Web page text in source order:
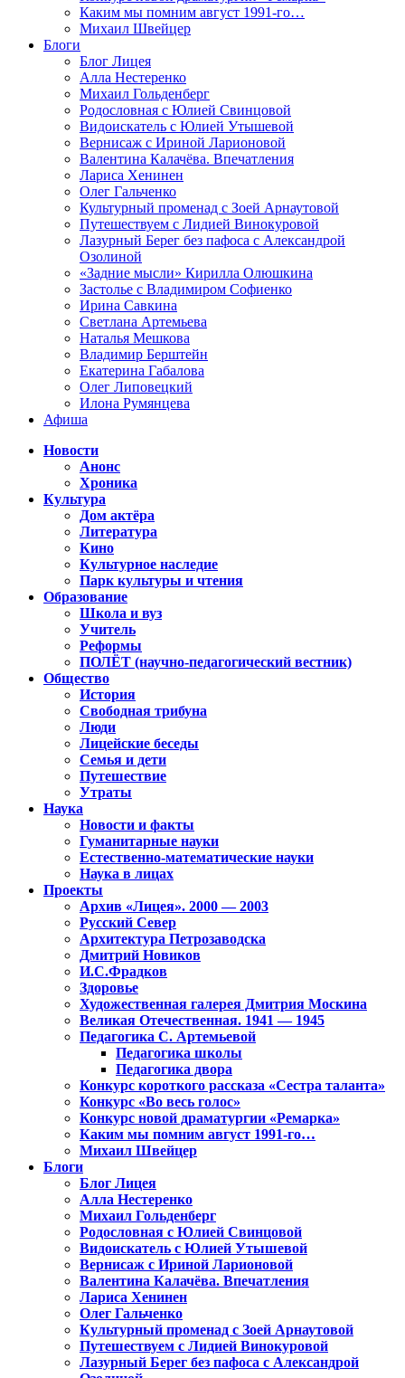
Каким мы помним август 1991-го…
Михаил Швейцер
Блоги
Блог Лицея
Алла Нестеренко
Михаил Гольденберг
Родословная с Юлией Свинцовой
Видоискатель с Юлией Утышевой
Вернисаж с Ириной Ларионовой
Валентина Калачёва. Впечатления
Лариса Хенинен
Олег Гальченко
Культурный променад с Зоей Арнаутовой
Путешествуем с Лидией Винокуровой
Лазурный Берег без пафоса с Александрой
Озолиной
«Задние мысли» Кирилла Олюшкина
Застолье с Владимиром Софиенко
Ирина Савкина
Светлана Артемьева
Наталья Мешкова
Владимир Берштейн
Екатерина Габалова
Олег Липовецкий
Илона Румянцева
Афиша
Новости
Анонс
Хроника
Культура
Дом актёра
Литература
Кино
Культурное наследие
Парк культуры и чтения
Образование
Школа и вуз
Учитель
Реформы
ПОЛЁТ (научно-педагогический вестник)
Общество
История
Свободная трибуна
Люди
Лицейские беседы
Семья и дети
Путешествие
Утраты
Наука
Новости и факты
Гуманитарные науки
Естественно-математические науки
Наука в лицах
Проекты
Архив «Лицея». 2000 — 2003
Русский Север
Архитектура Петрозаводска
Дмитрий Новиков
И.С.Фрадков
Здоровье
Художественная галерея Дмитрия Москина
Великая Отечественная. 1941 — 1945
Педагогика С. Артемьевой
Педагогика школы
Педагогика двора
Конкурс короткого рассказа «Сестра таланта»
Конкурс «Во весь голос»
Конкурс новой драматургии «Ремарка»
Каким мы помним август 1991-го…
Михаил Швейцер
Блоги
Блог Лицея
Алла Нестеренко
Михаил Гольденберг
Родословная с Юлией Свинцовой
Видоискатель с Юлией Утышевой
Вернисаж с Ириной Ларионовой
Валентина Калачёва. Впечатления
Лариса Хенинен
Олег Гальченко
Культурный променад с Зоей Арнаутовой
Путешествуем с Лидией Винокуровой
Лазурный Берег без пафоса с Александрой